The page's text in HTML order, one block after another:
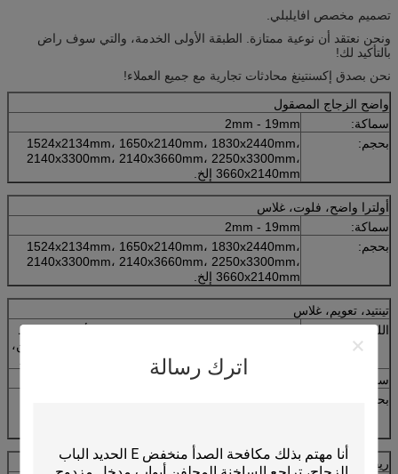
اترك رسالة
تصميم مخصص افايلبلي.
ونحن نعتقد أن نوعية ممتازة. الطبقة الأولى الخدمة، والتي سوف راض
بالتأكيد لك!
نحن بصدق إكسنتينغ محادثات تجارية مع جميع العملاء!
واضح الزجاج المصقول
سماكة:
2mm - 19mm
بحجم:
1524x2134mm، 1650x2140mm، 1830x2440mm،
2140x3300mm، 2140x3660mm، 2250x3300mm،
3660x2140mm إلخ.
أولترا واضح، فلوت، غلاس
سماكة:
2mm - 19mm
بحجم:
1524x2134mm، 1650x2140mm، 1830x2440mm،
2140x3300mm، 2140x3660mm، 2250x3300mm،
3660x2140mm إلخ.
تينتيد، تعويم، غلاس
اللون
اليورو البرونزية، البرونزية الذهبية، فورد الأزرق، المحيط
الأزرق، الأزرق الداكن، الأخضر الفرنسي، الأخضر الداكن،
اليورو الرمادي، ضباب رمادي، رمادي غامق، الوردي الخ.
سماكة:
3mm - 12mm
بحجم:
ريفلكتيف، غلاس